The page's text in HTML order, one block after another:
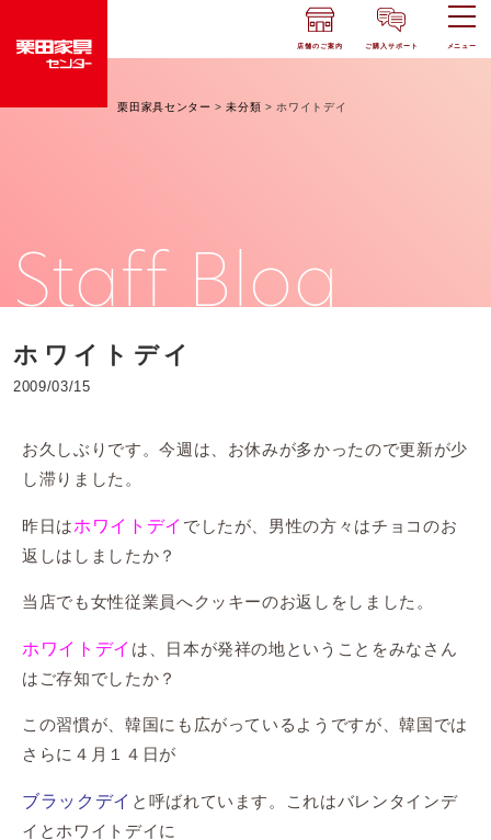
店舗のご案内 ご購入サポート メニュー
栗田家具センター >未分類 > ホワイトデイ
Staff Blog
ホワイトデイ
2009/03/15
お久しぶりです。今週は、お休みが多かったので更新が少
し滞りました。
昨日はホワイトデイ でしたが、男性の方々はチョコのお
返しはしましたか？
当店でも女性従業員へクッキーのお返しをしました。
ホワイトデイ は、日本が発祥の地ということをみなさん
はご存知でしたか？
この習慣が、韓国にも広がっているようですが、韓国では
さらに４月１４日が
ブラックデイ と呼ばれています。これはバレンタインデ
イとホワイトデイに